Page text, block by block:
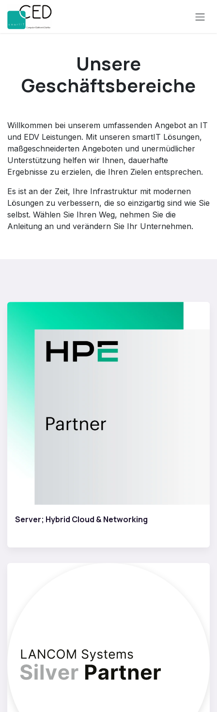
Zum Inhalt springen
Unsere
Geschäftsbereiche
Willkommen bei unserem umfassenden Angebot an IT
und EDV Leistungen. Mit unseren smartIT Lösungen,
maßgeschneiderten Angeboten und unermüdlicher
Unterstützung helfen wir Ihnen, dauerhafte
Ergebnisse zu erzielen, die Ihren Zielen entsprechen.
Es ist an der Zeit, Ihre Infrastruktur mit modernen
Lösungen zu verbessern, die so einzigartig sind wie Sie
selbst. Wählen Sie Ihren Weg, nehmen Sie die
Anleitung an und verändern Sie Ihr Unternehmen.
Server; Hybrid Cloud & Networking